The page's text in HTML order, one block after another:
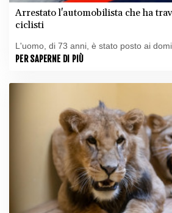
Arrestato l'automobilista che ha
ciclisti
L'uomo, di 73 anni, è stato posto ai
PER SAPERNE DI PIÙ